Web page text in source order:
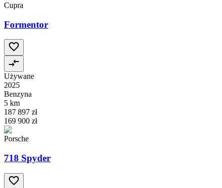
Cupra
Formentor
Używane
2025
Benzyna
5 km
187 897 zł
169 900 zł
Porsche
718 Spyder